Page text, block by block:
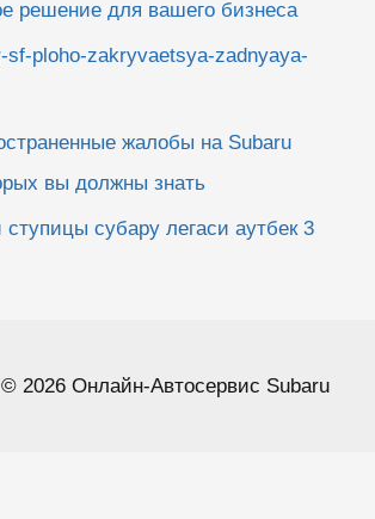
решение для вашего бизнеса
sf-ploho-zakryvaetsya-zadnyaya-
жалобы на Subaru
вы должны знать
ступицы субару легаси аутбек 3
2026 Онлайн-Автосервис Subaru